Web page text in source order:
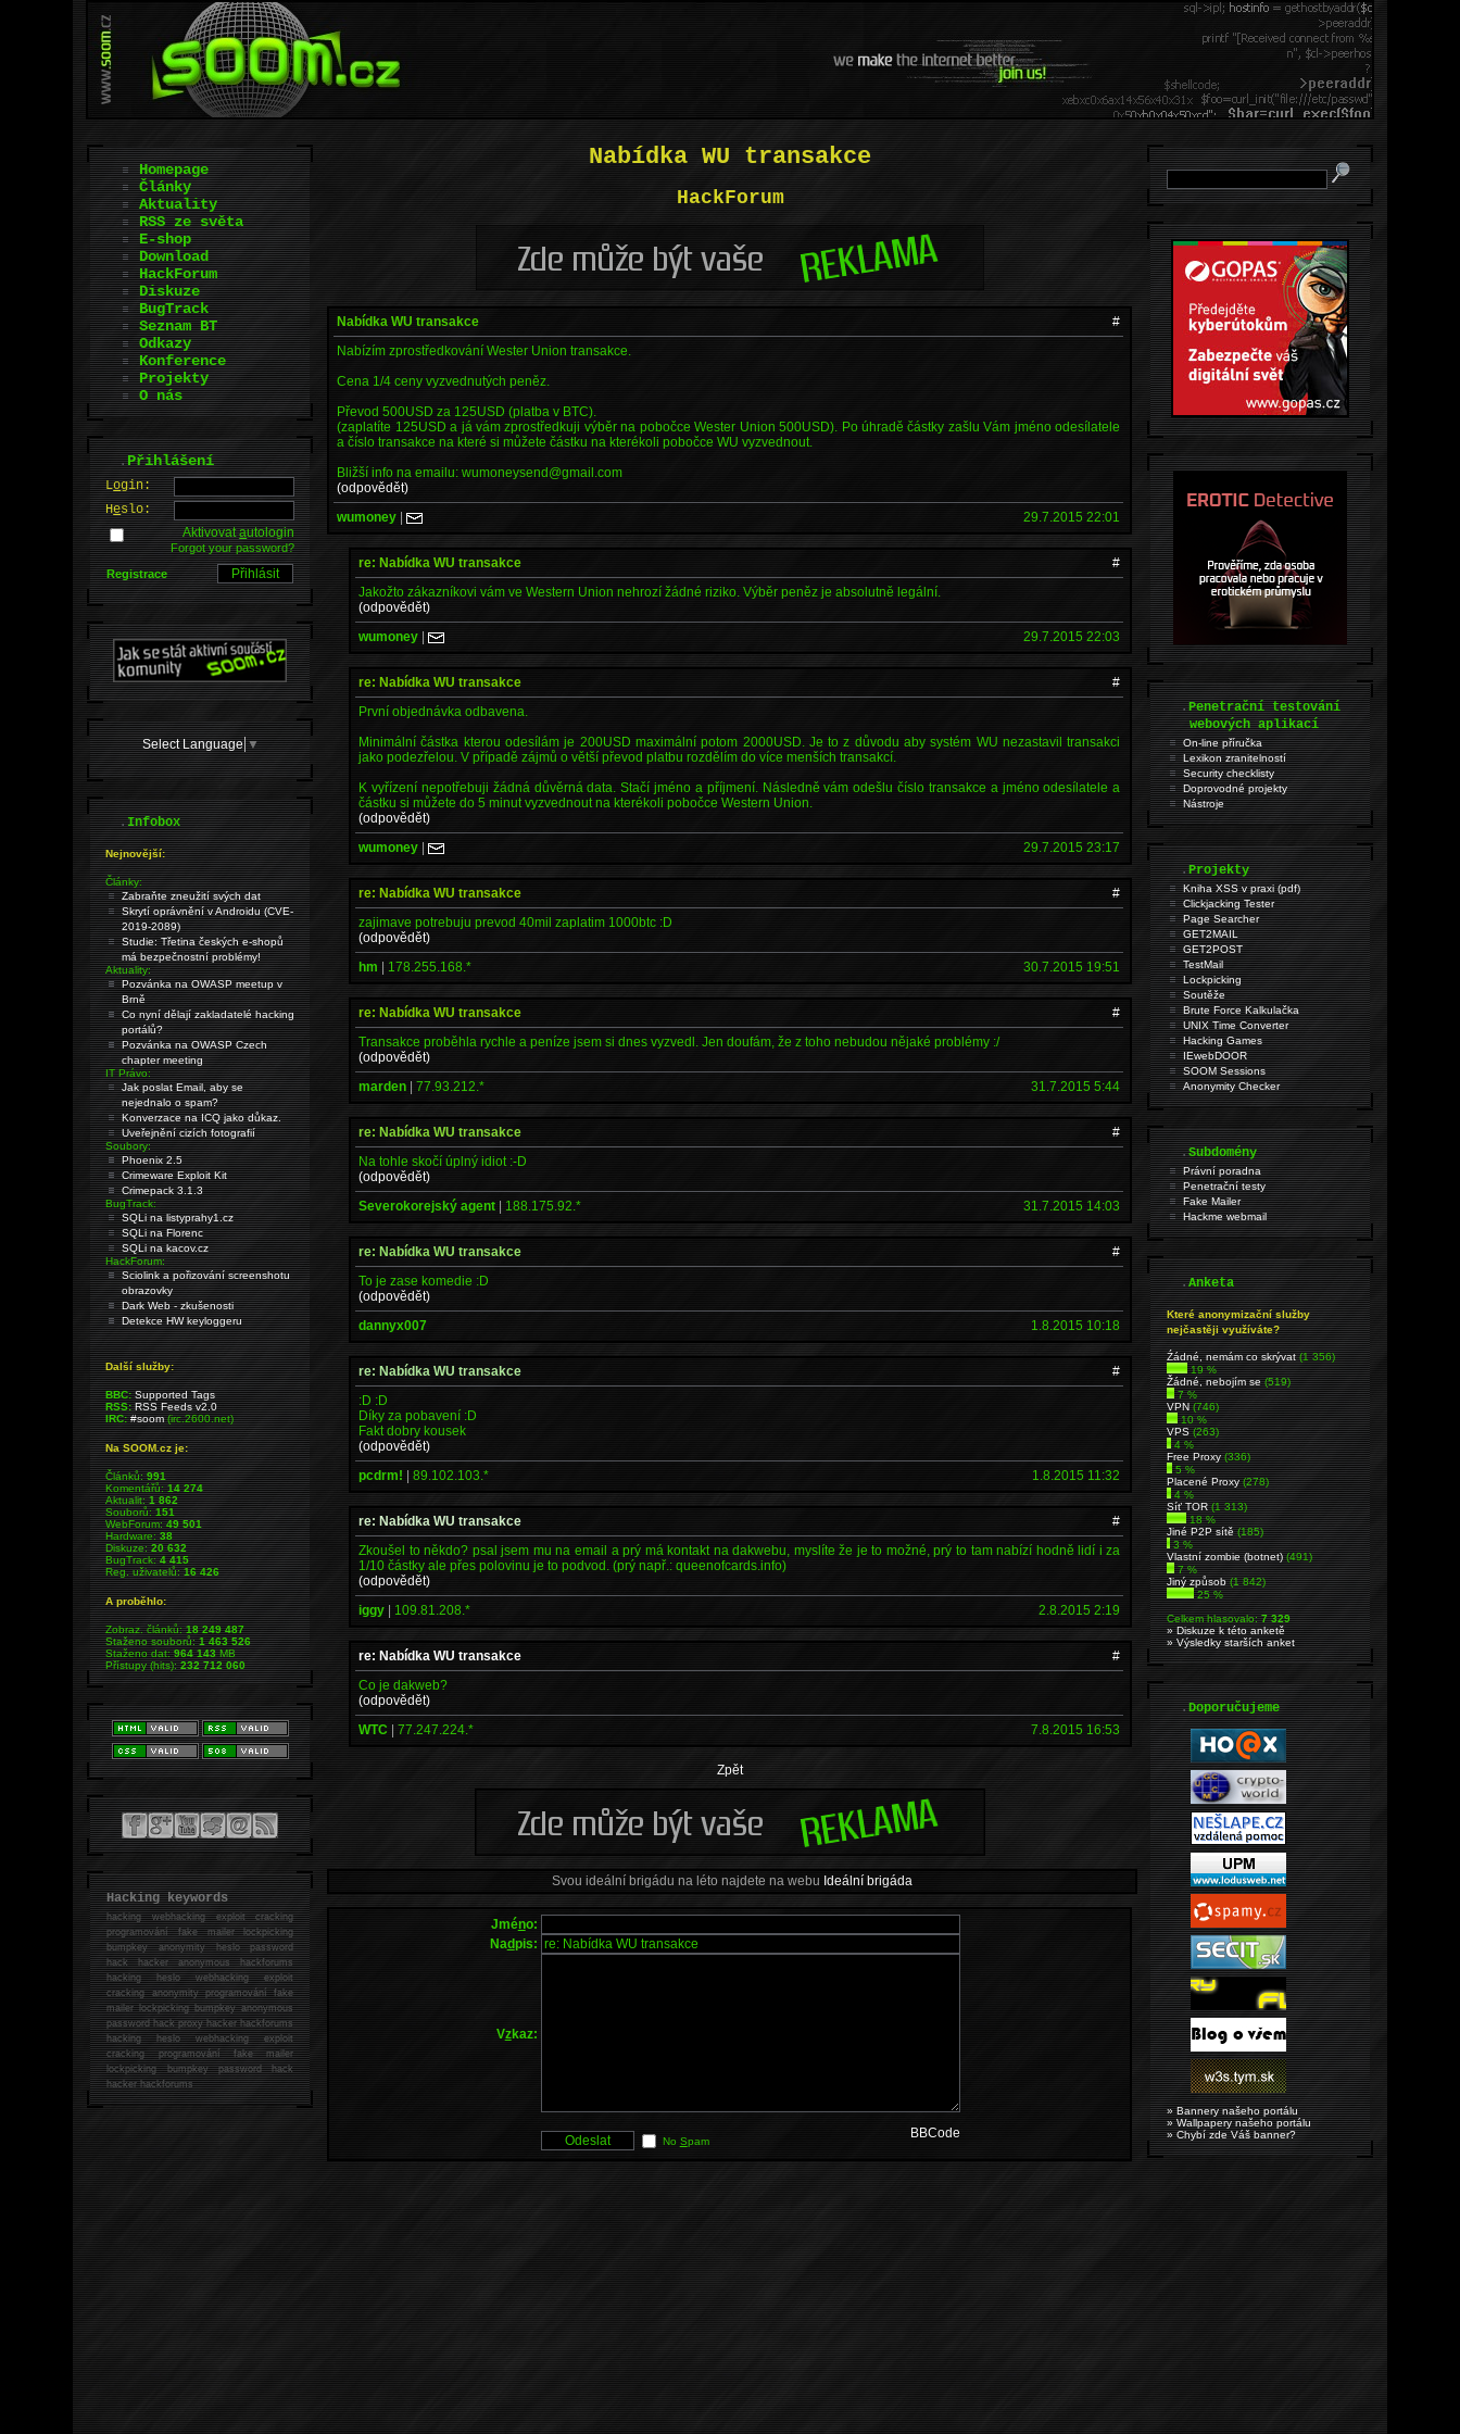
Nabídka WU transakce
HackForum
Nabídka WU transakce
#
Nabízím zprostředkování Wester Union transakce.
Cena 1/4 ceny vyzvednutých peněz.
Převod 500USD za 125USD (platba v BTC).
(zaplatíte 125USD a já vám zprostředkuji výběr na pobočce Wester Union 500USD). Po úhradě částky zašlu Vám jméno odesílatele
a číslo transakce na které si můžete částku na kterékoli pobočce WU vyzvednout.
Bližší info na emailu: wumoneysend@gmail.com
(odpovědět)
wumoney | 29.7.2015 22:01
re: Nabídka WU transakce
#
Jakožto zákazníkovi vám ve Western Union nehrozí žádné riziko. Výběr peněz je absolutně legální.
(odpovědět)
wumoney | 29.7.2015 22:03
re: Nabídka WU transakce
#
První objednávka odbavena.
Minimální částka kterou odesílám je 200USD maximální potom 2000USD. Je to z důvodu aby systém WU nezastavil transakci
jako podezřelou. V případě zájmů o větší převod platbu rozdělím do více menších transakcí.
K vyřízení nepotřebuji žádná důvěrná data. Stačí jméno a příjmení. Následně vám odešlu číslo transakce a jméno odesílatele a
částku si můžete do 5 minut vyzvednout na kterékoli pobočce Western Union.
(odpovědět)
wumoney | 29.7.2015 23:17
re: Nabídka WU transakce
#
zajimave potrebuju prevod 40mil zaplatim 1000btc :D
(odpovědět)
hm | 178.255.168.* 30.7.2015 19:51
re: Nabídka WU transakce
#
Transakce proběhla rychle a peníze jsem si dnes vyzvedl. Jen doufám, že z toho nebudou nějaké problémy :/
(odpovědět)
marden |77.93.212.* 31.7.2015 5:44
re: Nabídka WU transakce
#
Na tohle skočí úplný idiot :-D
(odpovědět)
Severokorejský agent | 188.175.92.* 31.7.2015 14:03
re: Nabídka WU transakce
#
To je zase komedie :D
(odpovědět)
dannyx007
1.8.2015 10:18
re: Nabídka WU transakce
#
:D :D
Díky za pobavení :D
Fakt dobry kousek
(odpovědět)
pcdrm! |89.102.103.* 1.8.2015 11:32
re: Nabídka WU transakce
#
Zkoušel to někdo? psal jsem mu na email a prý má kontakt na dakwebu, myslíte že je to možné, prý to tam nabízí hodně lidí i za
1/10 částky ale přes polovinu je to podvod. (prý např.: queenofcards.info)
(odpovědět)
iggy | 109.81.208.* 2.8.2015 2:19
re: Nabídka WU transakce
#
Co je dakweb?
(odpovědět)
WTC |77.247.224.* 7.8.2015 16:53
Zpět
Svou ideální brigádu na léto najdete na webu Ideální brigáda
Jméno:
Nadpis:
Vzkaz:
No Spam
BBCode
Homepage
Články
Aktuality
RSS ze světa
E-shop
Download
HackForum
Diskuze
BugTrack
Seznam BT
Odkazy
Konference
Projekty
O nás
.Přihlášení
Login:
Heslo:
Aktivovatautologin
Forgot your password?
Registrace
Select Language ▼
.Infobox
Nejnovější:
Články:
Zabraňte zneužití svých dat
Skrytí oprávnění v Androidu (CVE-
2019-2089)
Studie: Třetina českých e-shopů
má bezpečnostní problémy!
Aktuality:
Pozvánka na OWASP meetup v
Brně
Co nyní dělají zakladatelé hacking
portálů?
Pozvánka na OWASP Czech
chapter meeting
IT Právo:
Jak poslat Email, aby se
nejednalo o spam?
Konverzace na ICQ jako důkaz.
Uveřejnění cizích fotografií
Soubory:
Phoenix 2.5
Crimeware Exploit Kit
Crimepack 3.1.3
BugTrack:
SQLi na listyprahy1.cz
SQLi na Florenc
SQLi na kacov.cz
HackForum:
Sciolink a pořizování screenshotu
obrazovky
Dark Web - zkušenosti
Detekce HW keyloggeru
Další služby:
BBC: Supported Tags
RSS: RSS Feeds v2.0
IRC: #soom(irc.2600.net)
Na SOOM.cz je:
Článků:991
Komentářů:14 274
Aktualit:1 862
Souborů:151
WebForum:49 501
Hardware:38
Diskuze:20 632
BugTrack:4 415
Reg. uživatelů:16 426
A proběhlo:
Zobraz. článků:18 249 487
Staženo souborů:1 463 526
Staženo dat:964 143MB
Přístupy (hits):232 712 060
Hacking keywords
hackingwebhacking exploit cracking
programování fake mailer lockpicking
bumpkey anonymity heslo password
hackhacker anonymous hackforums
hackingheslo webhacking exploit
cracking anonymity programování fake
mailer lockpicking bumpkey anonymous
password hack proxy hacker hackforums
hacking heslo webhacking exploit
cracking programování fake mailer
lockpicking bumpkey password hack
hackerhackforums
.Penetrační testování
webových aplikací
On-line příručka
Lexikon zranitelností
Security checklisty
Doprovodné projekty
Nástroje
.Projekty
Kniha XSS v praxi (pdf)
Clickjacking Tester
Page Searcher
GET2MAIL
GET2POST
TestMail
Lockpicking
Soutěže
Brute Force Kalkulačka
UNIX Time Converter
Hacking Games
IEwebDOOR
SOOM Sessions
Anonymity Checker
.Subdomény
Právní poradna
Penetrační testy
Fake Mailer
Hackme webmail
.Anketa
Které anonymizační služby
nejčastěji využíváte?
Źádné, nemám co skrývat(1 356)
19 %
Žádné, nebojím se(519)
7 %
VPN(746)
10 %
VPS(263)
4 %
Free Proxy(336)
5 %
Placené Proxy(278)
4 %
Síť TOR(1 313)
18 %
Jiné P2P sítě(185)
3 %
Vlastní zombie (botnet)(491)
7 %
Jiný způsob(1 842)
25 %
Celkem hlasovalo:7 329
» Diskuze k této anketě
» Výsledky starších anket
.Doporučujeme
» Bannery našeho portálu
» Wallpapery našeho portálu
» Chybí zde Váš banner?